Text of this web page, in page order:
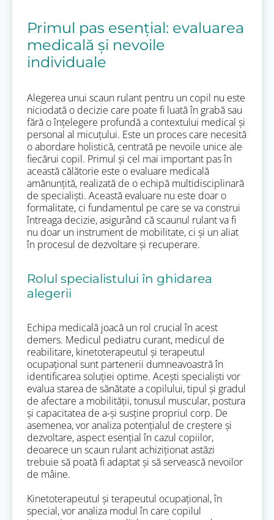
Primul pas esențial: evaluarea
medicală și nevoile
individuale
Alegerea unui scaun rulant pentru un copil nu este
niciodată o decizie care poate fi luată în grabă sau
fără o înțelegere profundă a contextului medical și
personal al micuțului. Este un proces care necesită
o abordare holistică, centrată pe nevoile unice ale
fiecărui copil. Primul și cel mai important pas în
această călătorie este o evaluare medicală
amănunțită, realizată de o echipă multidisciplinară
de specialiști. Această evaluare nu este doar o
formalitate, ci fundamentul pe care se va construi
întreaga decizie, asigurând că scaunul rulant va fi
nu doar un instrument de mobilitate, ci și un aliat
în procesul de dezvoltare și recuperare.
Rolul specialistului în ghidarea
alegerii
Echipa medicală joacă un rol crucial în acest
demers. Medicul pediatru curant, medicul de
reabilitare, kinetoterapeutul și terapeutul
ocupațional sunt partenerii dumneavoastră în
identificarea soluției optime. Acești specialiști vor
evalua starea de sănătate a copilului, tipul și gradul
de afectare a mobilității, tonusul muscular, postura
și capacitatea de a-și susține propriul corp. De
asemenea, vor analiza potențialul de creștere și
dezvoltare, aspect esențial în cazul copiilor,
deoarece un scaun rulant achiziționat astăzi
trebuie să poată fi adaptat și să servească nevoilor
de mâine.
Kinetoterapeutul și terapeutul ocupațional, în
special, vor analiza modul în care copilul